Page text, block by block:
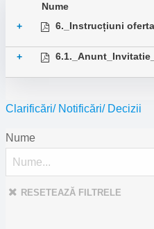
Nume
+
6._Instrucțiuni
+
Clarificări/ Notificări/ Decizii
Nume
RESETEAZĂ FILTRELE